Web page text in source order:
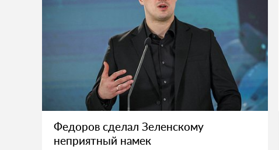
Федоров сделал Зеленскому
неприятный намек